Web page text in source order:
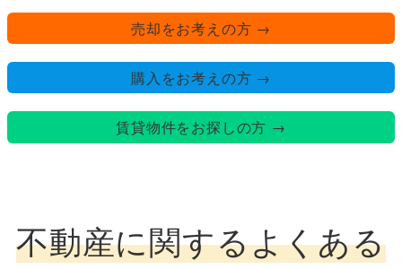
売却をお考えの方 →
購入をお考えの方 →
賃貸物件をお探しの方 →
不動産に関するよくある